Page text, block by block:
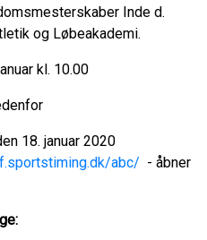
Inde d.
og Løbeakademi.
kl. 10.00
18. januar 2020
abc/ - åbner